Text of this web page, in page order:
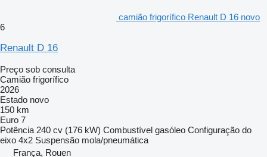
camião frigorífico Renault D 16 novo
6
Renault D 16
Preço sob consulta
Camião frigorífico
2026
Estado novo
150 km
Euro 7
Potência 240 cv (176 kW) Combustível gasóleo Configuração do
eixo 4x2 Suspensão mola/pneumática
França, Rouen